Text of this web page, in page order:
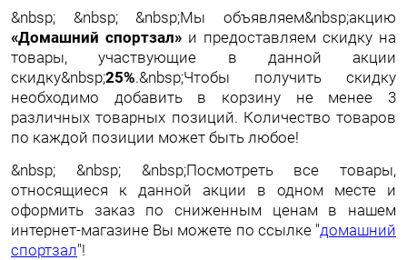
&nbsp; &nbsp; &nbsp;Мы объявляем&nbsp;акцию
«Домашний спортзал» и предоставляем скидку на
товары, участвующие в данной акции
скидку&nbsp;25%.&nbsp;Чтобы получить скидку
необходимо добавить в корзину не менее 3
различных товарных позиций. Количество товаров
по каждой позиции может быть любое!
&nbsp; &nbsp; &nbsp;Посмотреть все товары,
относящиеся к данной акции в одном месте и
оформить заказ по сниженным ценам в нашем
интернет-магазине Вы можете по ссылке "домашний
спортзал"!